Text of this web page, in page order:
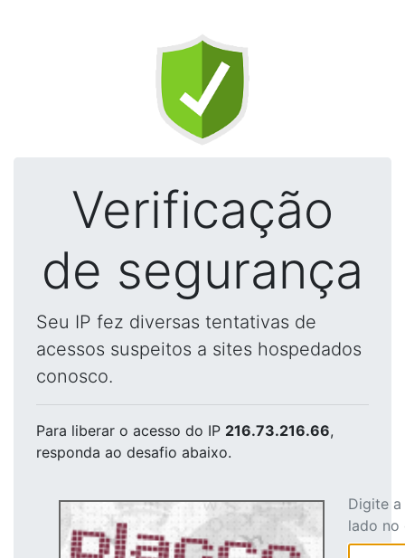
Verificação
de segurança
Seu IP fez diversas tentativas de
acessos suspeitos a sites hospedados
conosco.
Para liberar o acesso do IP 216.73.216.66,
responda ao desafio abaixo.
Digite
lado no